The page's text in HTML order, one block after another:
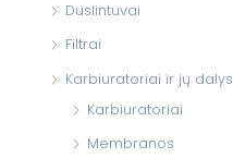
Duslintuvai
Filtrai
Karbiuratoriai ir jų dalys
Karbiuratoriai
Membranos